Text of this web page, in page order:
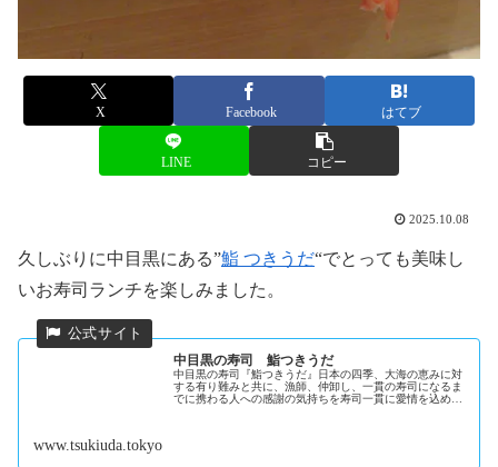
X Facebook はてブ
LINE コピー
2025.10.08
久しぶりに中目黒にある”鮨 つきうだ“でとっても美味し
いお寿司ランチを楽しみました。
中目黒の寿司 鮨つきうだ
中目黒の寿司『鮨つきうだ』日本の四季、大海の恵みに対
する有り難みと共に、漁師、仲卸し、一貫の寿司になるま
でに携わる人への感謝の気持ちを寿司一貫に愛情を込め、
www.tsukiuda.tokyo